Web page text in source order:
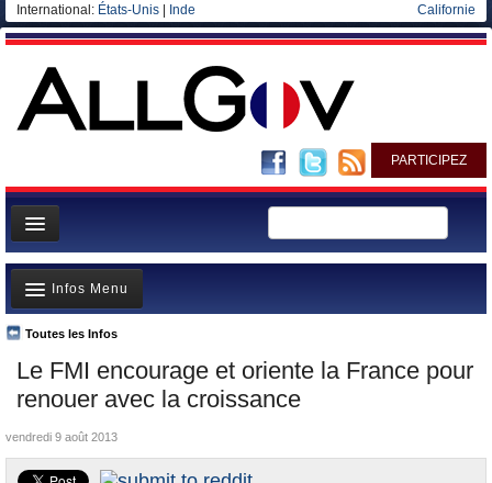
International: États-Unis Inde Californie
PARTICIPEZ
Page d'accueil
Infos
Gouvernement
Ministères/Directions
Blog
Elections européennes
Le FMI encourage et oriente la France pour
renouer avec la croissance
Toutes les Infos
Infos Menu
A la Une
Polémiques
La France et le Monde
vendredi 9 août 2013